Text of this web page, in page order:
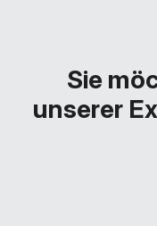
Sie
unserer